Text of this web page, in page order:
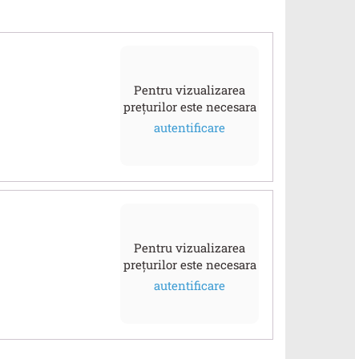
Pentru vizualizarea
prețurilor este necesara
autentificare
Pentru vizualizarea
prețurilor este necesara
autentificare